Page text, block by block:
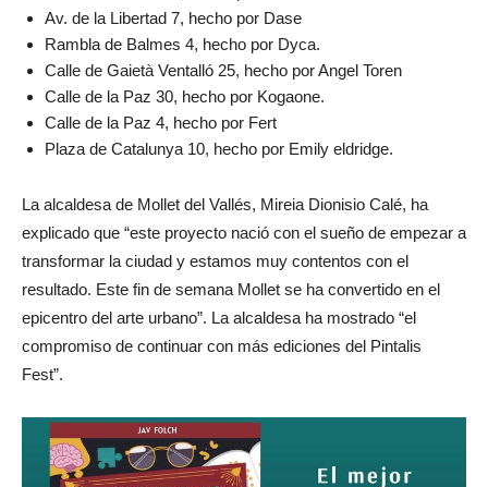
Av. de la Libertad 7, hecho por Dase
Rambla de Balmes 4, hecho por Dyca.
Calle de Gaietà Ventalló 25, hecho por Angel Toren
Calle de la Paz 30, hecho por Kogaone.
Calle de la Paz 4, hecho por Fert
Plaza de Catalunya 10, hecho por Emily eldridge.
La alcaldesa de Mollet del Vallés, Mireia Dionisio Calé, ha
explicado que “este proyecto nació con el sueño de empezar a
transformar la ciudad y estamos muy contentos con el
resultado. Este fin de semana Mollet se ha convertido en el
epicentro del arte urbano”. La alcaldesa ha mostrado “el
compromiso de continuar con más ediciones del Pintalis
Fest”.